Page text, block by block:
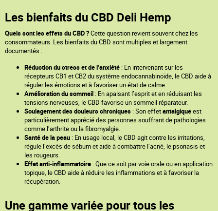
Les bienfaits du CBD Deli Hemp
Quels sont les effets du CBD ?Cette question revient souvent chez les
consommateurs. Les bienfaits du CBD sont multiples et largement
documentés :
Réduction du stress et de l’anxiété : En intervenant sur les
récepteurs CB1 et CB2 du système endocannabinoïde, le CBD aide à
réguler les émotions et à favoriser un état de calme.
Amélioration du sommeil : En apaisant l’esprit et en réduisant les
tensions nerveuses, le CBD favorise un sommeil réparateur.
Soulagement des douleurs chroniques : Son effetantalgiqueest
particulièrement apprécié des personnes souffrant de pathologies
comme l’arthrite ou la fibromyalgie.
Santé de la peau : En usage local, le CBD agit contre les irritations,
régule l’excès de sébum et aide à combattre l’acné, le psoriasis et
les rougeurs.
Effet anti-inflammatoire : Que ce soit par voie orale ou en application
topique, le CBD aide à réduire les inflammations et à favoriser la
récupération.
Une gamme variée pour tous les